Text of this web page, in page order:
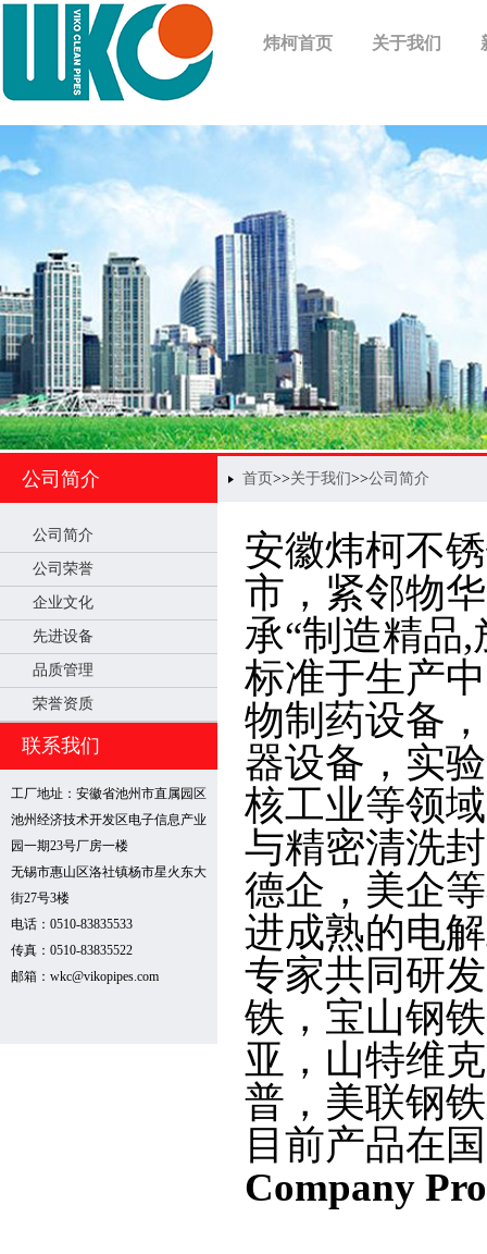
炜柯首页 关于我们
公司简介
公司简介
公司荣誉
企业文化
先进设备
品质管理
荣誉资质
联系我们
工厂地址：安徽省池州市直属园区
池州经济技术开发区电子信息产业
园一期23号厂房一楼
无锡市惠山区洛社镇杨市星火东大
街27号3楼
电话：0510-83835533
传真：0510-83835522
邮箱：wkc@vikopipes.com
首页 >>关于我们>>公司简介
安徽炜柯不
市，紧邻物
承“制造精品
标准于生产
物制药设备
器设备，实
核工业等领
与精密清洗
德企，美企
进成熟的电
专家共同研
铁，宝山钢
亚，山特维
普，美联钢
目前产品在
Company